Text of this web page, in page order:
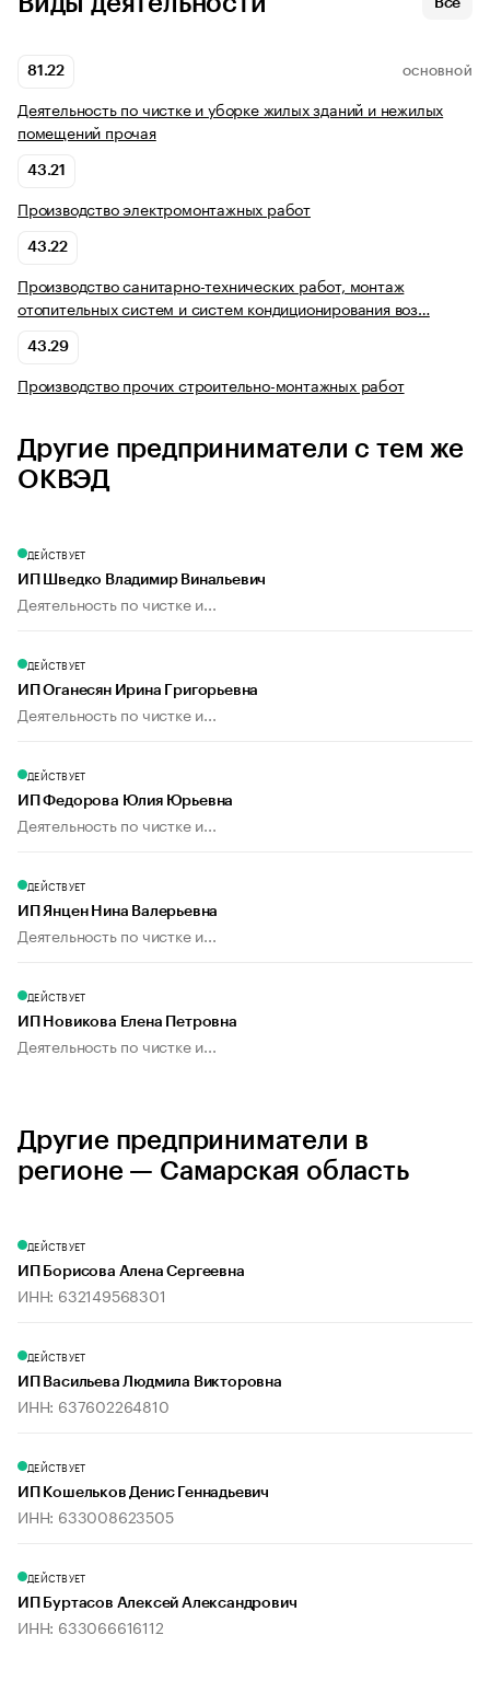
Все
81.22 ОСНОВНОЙ
Деятельность по чистке и уборке жилых зданий и нежилых
помещений прочая
43.21
Производство электромонтажных работ
43.22
Производство санитарно-технических работ, монтаж
отопительных систем и систем кондиционирования воз…
43.29
Производство прочих строительно-монтажных работ
Другие предприниматели с тем же
ОКВЭД
ДЕЙСТВУЕТ
ИП Шведко Владимир Винальевич
Деятельность по чистке и...
ДЕЙСТВУЕТ
ИП Оганесян Ирина Григорьевна
Деятельность по чистке и...
ДЕЙСТВУЕТ
ИП Федорова Юлия Юрьевна
Деятельность по чистке и...
ДЕЙСТВУЕТ
ИП Янцен Нина Валерьевна
Деятельность по чистке и...
ДЕЙСТВУЕТ
ИП Новикова Елена Петровна
Деятельность по чистке и...
Другие предприниматели в
регионе — Самарская область
ДЕЙСТВУЕТ
ИП Борисова Алена Сергеевна
ИНН: 632149568301
ДЕЙСТВУЕТ
ИП Васильева Людмила Викторовна
ИНН: 637602264810
ДЕЙСТВУЕТ
ИП Кошельков Денис Геннадьевич
ИНН: 633008623505
ДЕЙСТВУЕТ
ИП Буртасов Алексей Александрович
ИНН: 633066616112